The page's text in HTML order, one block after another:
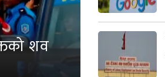
शव